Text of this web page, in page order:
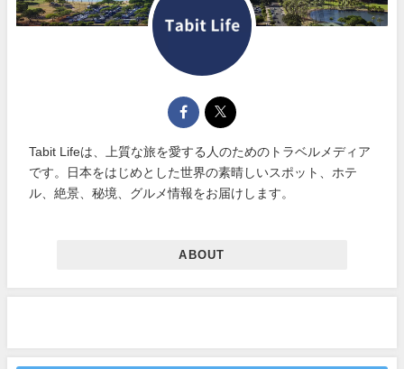
Tabit Lifeは、上質な旅を愛する人のためのトラベルメディア
です。日本をはじめとした世界の素晴しいスポット、ホテ
ル、絶景、秘境、グルメ情報をお届けします。
ABOUT